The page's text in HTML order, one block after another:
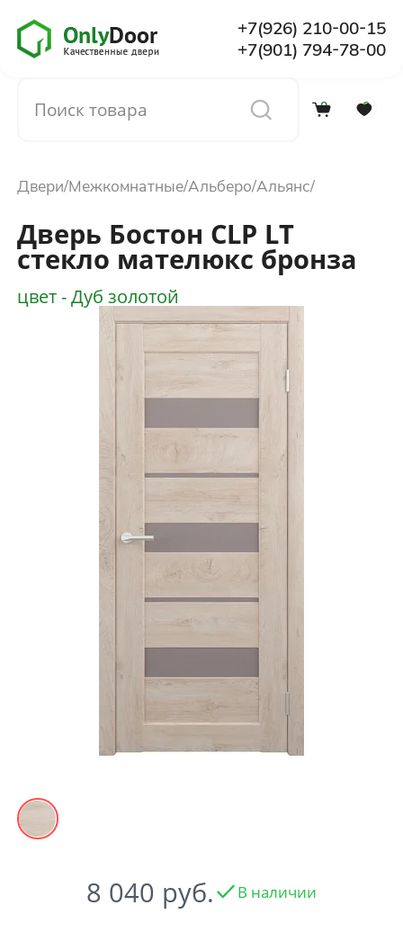
+7(926) 210-00-15
+7(901) 794-78-00
0 0
О компании
Установка
Доставка и оплата
Фото работ
Двери Межкомнатные Альберо Альянс
Дверь Бостон CLP LT
стекло мателюкс бронза
цвет - Дуб золотой
8 040 В наличии